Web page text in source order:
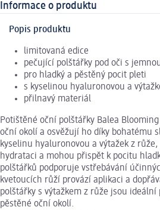
Informace o produktu
Popis produktu
limitovaná edice
pečující polštářky pod oči s
pro hladký a pěstěný pocit pleti
s kyselinou hyaluronovou a
přilnavý materiál
Potištěné oční polštářky Balea
oční okolí a osvěžují ho díky bohatému
kyselinu hyaluronovou a výtažek z
hydrataci a mohou přispět k pocitu
polštářků podporuje vstřebávání
kvetoucích růží provází aplikaci a
polštářky s výtažkem z růže jsou
pěstěné oční okolí.